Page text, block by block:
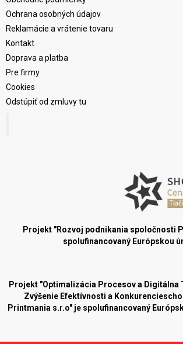
Ochrana osobných údajov
Reklamácie a vrátenie tovaru
Kontakt
Doprava a platba
Pre firmy
Cookies
Odstúpiť od zmluvy tu
Projekt "Rozvoj podnikania spoločnosti
spolufinancovaný Európskou
Projekt "Optimalizácia Procesov a
Zvýšenie Efektívnosti a
Printmania s.r.o" je spolufinancovaný